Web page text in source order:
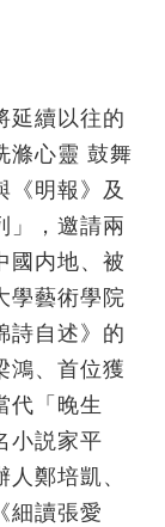
延續以往的
滌心靈 鼓舞
《明報》及
」，邀請兩
國内地、被
學藝術學院
詩自述》的
鴻、首位獲
代「晚生
小説家平
鄭培凱、
細讀張愛